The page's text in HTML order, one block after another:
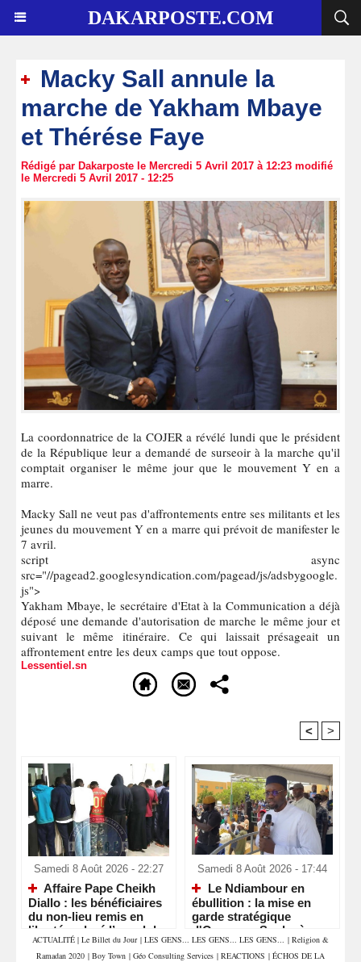
DAKARPOSTE.COM
Macky Sall annule la
marche de Yakham Mbaye
et Thérése Faye
Rédigé par Dakarposte le Mercredi 5 Avril 2017 à 12:23 modifié
le Mercredi 5 Avril 2017 - 12:25
La coordonnatrice de la COJER a révélé lundi que le président
de la République leur a demandé de surseoir à la marche qu'il
comptait organiser le même jour que le mouvement Y en a
marre.
Macky Sall ne veut pas d'affrontements entre ses militants et les
jeunes du mouvement Y en a marre qui prévoit de manifester le
7 avril.
script async
src="//pagead2.googlesyndication.com/pagead/js/adsbygoogle.
js">
Yakham Mbaye, le secrétaire d'Etat à la Communication a déjà
déposé une demande d'autorisation de marche le même jour et
suivant le même itinéraire. Ce qui laissait présageait un
affrontement entre les deux camps que tout oppose.
Lessentiel.sn
< >
Samedi 8 Août 2026 - 22:27
Affaire Pape Cheikh
Diallo : les bénéficiaires
du non-lieu remis en
liberté malgré l’appel du
parquet
Samedi 8 Août 2026 - 17:44
Le Ndiambour en
ébullition : la mise en
garde stratégique
d'Ousmane Sonko à
Louga
ACTUALITÉ | Le Billet du Jour | LES GENS... LES GENS... LES GENS... | Religion &
Ramadan 2020 | Boy Town | Géo Consulting Services | REACTIONS | ÉCHOS DE LA